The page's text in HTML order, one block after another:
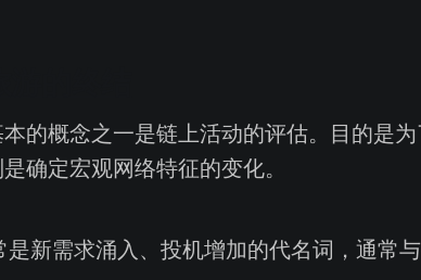
的概念之一是链上活动的评估。目的是
确定宏观网络特征的变化。
是新需求涌入、投机增加的代名词，通常